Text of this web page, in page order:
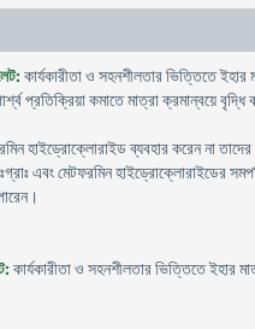
কার্যকারীতা ও সহনশীলতার ভিত্তিতে ইহার
প্রতিক্রিয়া কমাতে মাত্রা ক্রমান্বয়ে বৃদ্ধি
হাইড্রোক্লোরাইড ব্যবহার করেন না
এবং মেটফরমিন হাইড্রোক্লোরাইডের
কার্যকারীতা ও সহনশীলতার ভিত্তিতে ইহার